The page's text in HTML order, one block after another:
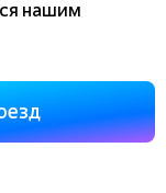
нашим